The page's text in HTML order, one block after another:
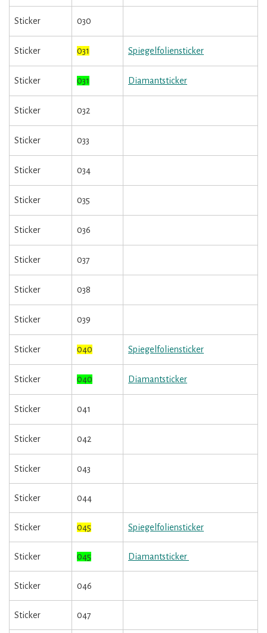
Sticker 030
Sticker 031 Spiegelfoliensticker
Sticker 031 Diamantsticker
Sticker 032
Sticker 033
Sticker 034
Sticker 035
Sticker 036
Sticker 037
Sticker 038
Sticker 039
Sticker 040 Spiegelfoliensticker
Sticker 040 Diamantsticker
Sticker 041
Sticker 042
Sticker 043
Sticker 044
Sticker 045 Spiegelfoliensticker
Sticker 045 Diamantsticker
Sticker 046
Sticker 047